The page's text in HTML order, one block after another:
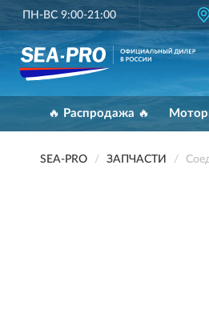
ПН-ВС 9:00-21:00
🔥 Распродажа 🔥
SEA-PRO ЗАПЧАСТИ